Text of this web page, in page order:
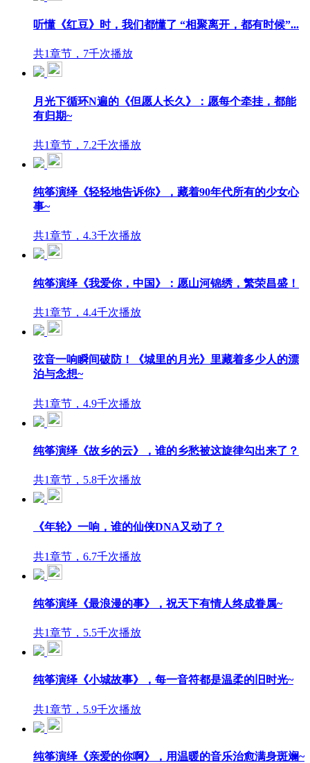
听懂《红豆》时，我们都懂了 “相聚离开，都有时候”...
共1章节，7千次播放
月光下循环N遍的《但愿人长久》：愿每个牵挂，都能
有归期~
共1章节，7.2千次播放
纯筝演绎《轻轻地告诉你》，藏着90年代所有的少女心
事~
共1章节，4.3千次播放
纯筝演绎《我爱你，中国》：愿山河锦绣，繁荣昌盛！
共1章节，4.4千次播放
弦音一响瞬间破防！《城里的月光》里藏着多少人的漂
泊与念想~
共1章节，4.9千次播放
纯筝演绎《故乡的云》，谁的乡愁被这旋律勾出来了？
共1章节，5.8千次播放
《年轮》一响，谁的仙侠DNA又动了？
共1章节，6.7千次播放
纯筝演绎《最浪漫的事》，祝天下有情人终成眷属~
共1章节，5.5千次播放
纯筝演绎《小城故事》，每一音符都是温柔的旧时光~
共1章节，5.9千次播放
纯筝演绎《亲爱的你啊》，用温暖的音乐治愈满身斑斓~